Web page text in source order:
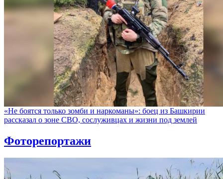
«Не боятся только зомби и наркоманы»: боец из Башкирии
рассказал о зоне СВО, сослуживцах и жизни под землей
Фоторепортажи